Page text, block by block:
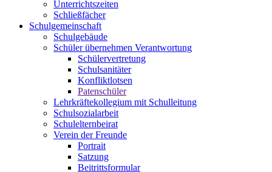
Unterrichtszeiten
Schließfächer
Schulgemeinschaft
Schulgebäude
Schüler übernehmen Verantwortung
Schülervertretung
Schulsanitäter
Konfliktlotsen
Patenschüler
Lehrkräftekollegium mit Schulleitung
Schulsozialarbeit
Schulelternbeirat
Verein der Freunde
Portrait
Satzung
Beitrittsformular